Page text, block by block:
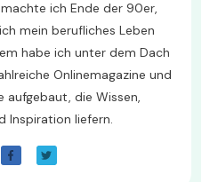
ich Ende der 90er,
mein berufliches Leben
habe ich unter dem Dach
Onlinemagazine und
aufgebaut, die Wissen,
Inspiration liefern.